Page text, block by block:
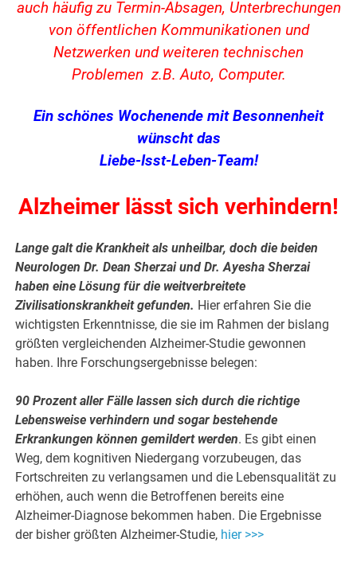
auch häufig zu Termin-Absagen, Unterbrechungen
von öffentlichen Kommunikationen und
Netzwerken und weiteren technischen
Problemen z.B. Auto, Computer.
Ein schönes Wochenende mit Besonnenheit
wünscht das
Liebe-Isst-Leben-Team!
Alzheimer lässt sich verhindern!
Lange galt die Krankheit als unheilbar, doch die beiden
Neurologen Dr. Dean Sherzai und Dr. Ayesha Sherzai
haben eine Lösung für die weitverbreitete
Zivilisationskrankheit gefunden. Hier erfahren Sie die
wichtigsten Erkenntnisse, die sie im Rahmen der bislang
größten vergleichenden Alzheimer-Studie gewonnen
haben. Ihre Forschungsergebnisse belegen:
90 Prozent aller Fälle lassen sich durch die richtige
Lebensweise verhindern und sogar bestehende
Erkrankungen können gemildert werden. Es gibt einen
Weg, dem kognitiven Niedergang vorzubeugen, das
Fortschreiten zu verlangsamen und die Lebensqualität zu
erhöhen, auch wenn die Betroffenen bereits eine
Alzheimer-Diagnose bekommen haben. Die Ergebnisse
der bisher größten Alzheimer-Studie, hier >>>